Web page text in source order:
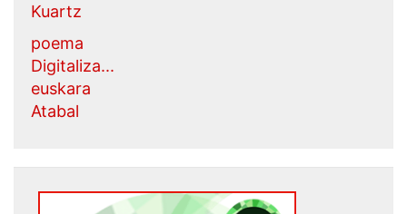
Kuartz
poema
Digitaliza...
euskara
Atabal